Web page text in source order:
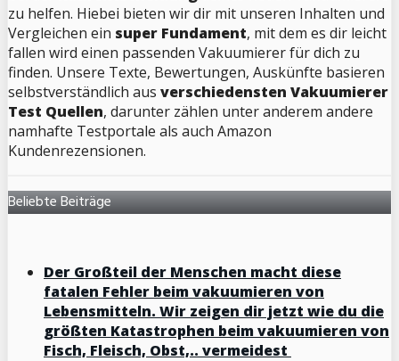
zu helfen. Hiebei bieten wir dir mit unseren Inhalten und
Vergleichen ein super Fundament, mit dem es dir leicht
fallen wird einen passenden Vakuumierer für dich zu
finden. Unsere Texte, Bewertungen, Auskünfte basieren
selbstverständlich aus verschiedensten Vakuumierer
Test Quellen, darunter zählen unter anderem andere
namhafte Testportale als auch Amazon
Kundenrezensionen.
Beliebte Beiträge
Der Großteil der Menschen macht diese
fatalen Fehler beim vakuumieren von
Lebensmitteln. Wir zeigen dir jetzt wie du die
größten Katastrophen beim vakuumieren von
Fisch, Fleisch, Obst,.. vermeidest